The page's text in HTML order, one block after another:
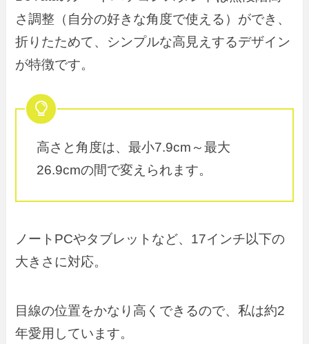
さ調整（自分の好きな角度で使える）ができ、
折りたためて、シンプルな高見えするデザイン
が特徴です。
高さと角度は、最小7.9cm～最大
26.9cmの間で変えられます。
ノートPCやタブレットなど、17インチ以下の
大きさに対応。
目線の位置をかなり高くできるので、私は約2
年愛用しています。